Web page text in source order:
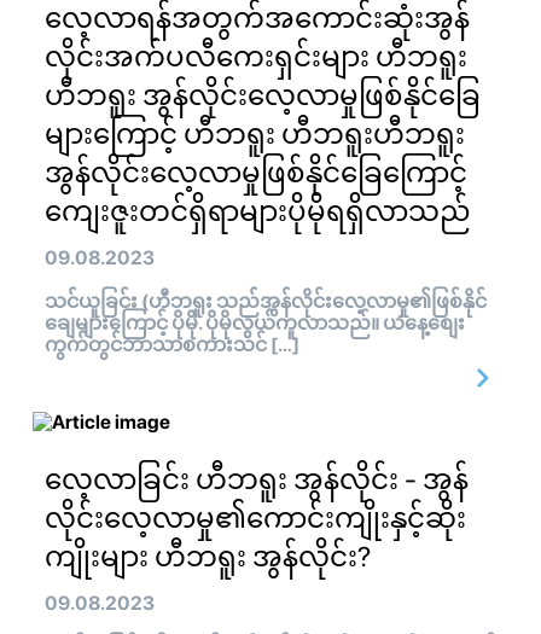
လေ့လာရန်အတွက်အကောင်းဆုံးအွန်
လိုင်းအက်ပလီကေးရှင်းများ ဟီဘရူး
ဟီဘရူး အွန်လိုင်းလေ့လာမှုဖြစ်နိုင်ခြေ
များကြောင့် ဟီဘရူး ဟီဘရူးဟီဘရူး
အွန်လိုင်းလေ့လာမှုဖြစ်နိုင်ခြေကြောင့်
ကျေးဇူးတင်ရှိရာများပိုမိုရရှိလာသည်
09.08.2023
သင်ယူခြင်း (ဟီဘရူး သည်အွန်လိုင်းလေ့လာမှု၏ဖြစ်နိုင်
ချေများကြောင့် ပိုမို. ပိုမိုလွယ်ကူလာသည်။ ယနေ့စျေး
ကွက်တွင်ဘာသာစကားသင် […]
လေ့လာခြင်း ဟီဘရူး အွန်လိုင်း - အွန်
လိုင်းလေ့လာမှု၏ကောင်းကျိုးနှင့်ဆိုး
ကျိုးများ ဟီဘရူး အွန်လိုင်း?
09.08.2023